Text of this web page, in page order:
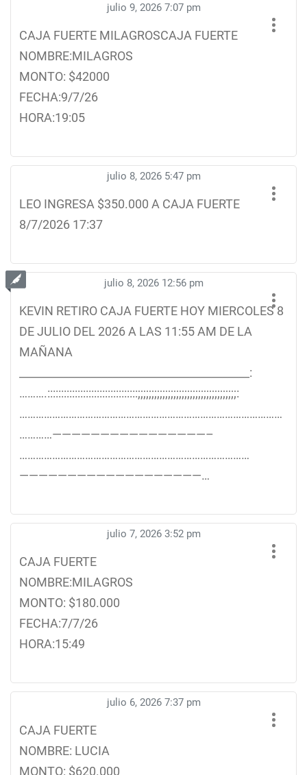
julio 9, 2026 7:07 pm
CAJA FUERTE MILAGROSCAJA FUERTE
NOMBRE:MILAGROS
MONTO: $42000
FECHA:9/7/26
HORA:19:05
julio 8, 2026 5:47 pm
LEO INGRESA $350.000 A CAJA FUERTE
8/7/2026 17:37
julio 8, 2026 12:56 pm
KEVIN RETIRO CAJA FUERTE HOY MIERCOLES 8
DE JULIO DEL 2026 A LAS 11:55 AM DE LA
MAÑANA
__________________________________________:
……….:::::::::::::::::::::::::::::::::;;;;;;;;;;;;;;;;;;;;;;;;;;;;;;;;;;;;:
……………………………………………………………………………………
…………————————————————–
…………………………………………………………………………
———————————————————…
julio 7, 2026 3:52 pm
CAJA FUERTE
NOMBRE:MILAGROS
MONTO: $180.000
FECHA:7/7/26
HORA:15:49
julio 6, 2026 7:37 pm
CAJA FUERTE
NOMBRE: LUCIA
MONTO: $620.000